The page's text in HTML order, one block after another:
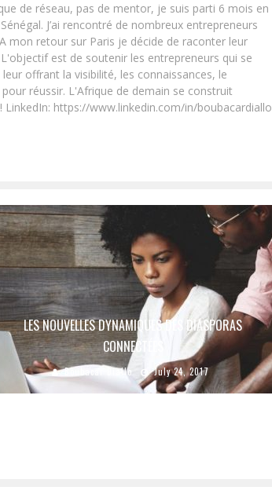
de réseau, pas de mentor, je suis parti 6 mois en
J’ai rencontré de nombreux entrepreneurs
mon retour sur Paris je décide de raconter leur
est de soutenir les entrepreneurs qui se
offrant la visibilité, les connaissances, le
réussir. L'Afrique de demain se construit
https://www.linkedin.com/in/boubacardiallo
LES NOUVELLES DYNAMIQUES DES DIASPORAS
CONNECTÉES
Boubacar Diallo July 24, 2017